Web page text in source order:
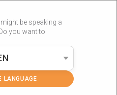
be speaking a
you want to
LANGUAGE